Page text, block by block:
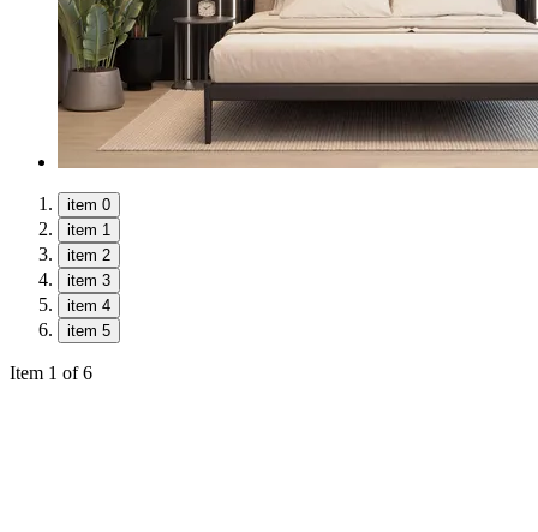
item 0
item 1
item 2
item 3
item 4
item 5
Item 1 of 6